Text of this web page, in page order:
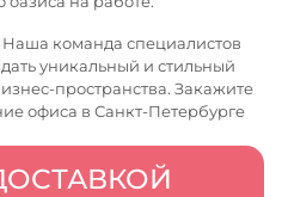
команда специалистов
уникальный и стильный
пространства. Закажите
офиса в Санкт-Петербурге